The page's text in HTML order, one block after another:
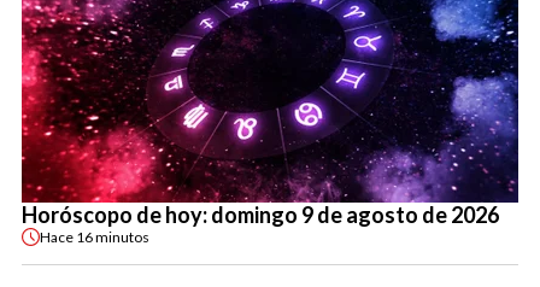
Horóscopo de hoy: domingo 9 de agosto de 2026
Hace 16 minutos